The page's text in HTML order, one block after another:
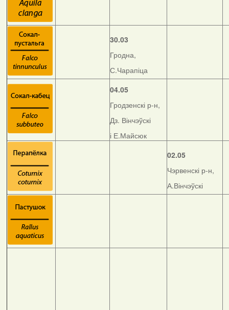
30.03
Гродна,
С.Чарапіца
04.05
Гродзенскі р-н,
Дз. Вінчэўскі
і Е.Майсюк
02.05
Чэрвенскі р-н,
А.Вінчэўскі